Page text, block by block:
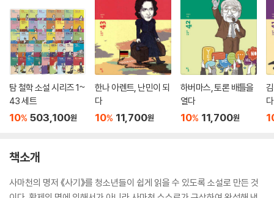
탐 철학 소설 시리즈 1~
43 세트
10% 503,100원
한나 아렌트, 난민이 되
다
10% 11,700원
하버마스, 토론 배틀을
열다
10% 11,700원
다
책소개
사마천의 명저 《사기》를 청소년들이 쉽게 읽을 수 있도록 소설로 만든 것